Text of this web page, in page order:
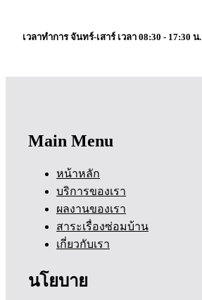
เวลาทำการ จันทร์-เสาร์ เวลา 08:30 - 17:30 น.
Main Menu
หน้าหลัก
บริการของเรา
ผลงานของเรา
สาระเรื่องซ่อมบ้าน
เกี่ยวกับเรา
นโยบาย